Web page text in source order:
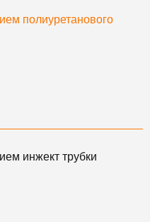
полиуретанового
инжект трубки